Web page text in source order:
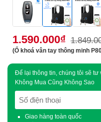
1.590.000₫
(Ổ khoá vân tay thông minh
Để lại thông tin, chúng tôi sẽ tư
Không Mua Cũng Không Sao
SĐT
(Required)
Giao hàng toàn quốc